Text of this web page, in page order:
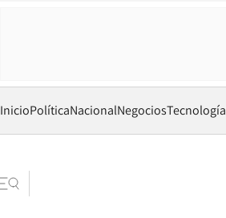
InicioPolíticaNacionalNegociosTecnología